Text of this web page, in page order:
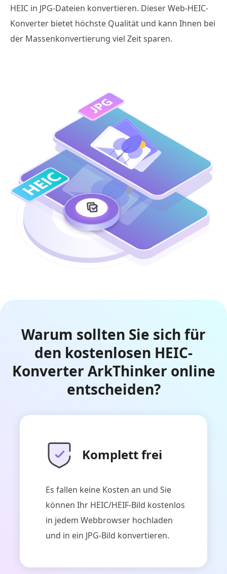
HEIC in JPG-Dateien konvertieren. Dieser Web-HEIC-
Konverter bietet höchste Qualität und kann Ihnen bei
der Massenkonvertierung viel Zeit sparen.
Warum sollten Sie sich für
den kostenlosen HEIC-
Konverter ArkThinker online
entscheiden?
Komplett frei
Es fallen keine Kosten an und Sie
können Ihr HEIC/HEIF-Bild kostenlos
in jedem Webbrowser hochladen
und in ein JPG-Bild konvertieren.